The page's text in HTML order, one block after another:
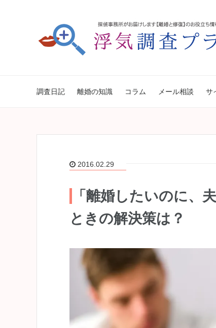
調査日記 離婚の知識 コラム メール相談 サ
2016.02.29
「離婚したいのに、
ときの解決策は？